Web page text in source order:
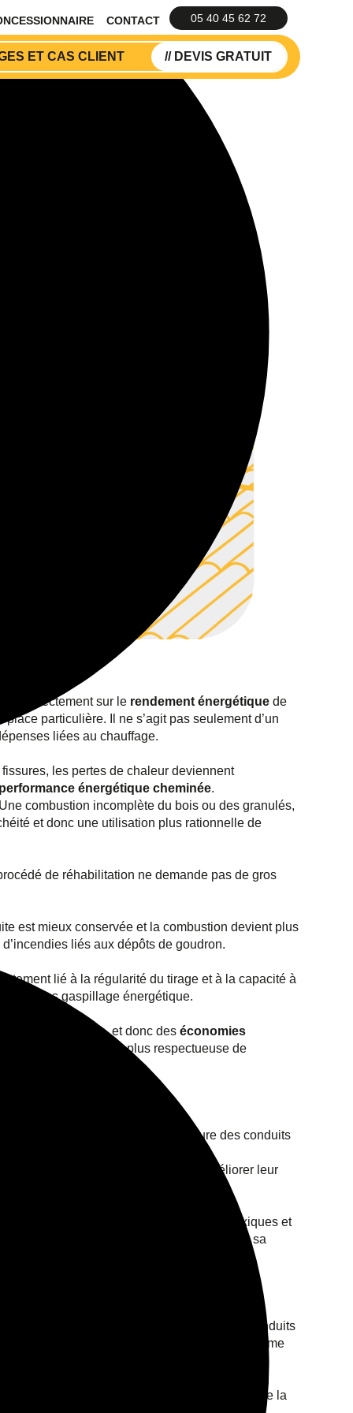
CONTACT
ET CAS CLIENT // DEVIS GRATUIT
05 40 45 62 72
directement sur le rendement énergétique de
place particulière. Il ne s’agit pas seulement d’un
liées au chauffage.
les pertes de chaleur deviennent
performance énergétique cheminée.
combustion incomplète du bois ou des granulés,
et donc une utilisation plus rationnelle de
de réhabilitation ne demande pas de gros
est mieux conservée et la combustion devient plus
liés aux dépôts de goudron.
lié à la régularité du tirage et à la capacité à
sans gaspillage énergétique.
ou de granulés, et donc deséconomies
à une démarche plus respectueuse de
installations. En réduisant l’usure des conduits
majeur pour ceux qui souhaitent améliorer leur
rénové évite les infiltrations de fumées toxiques et
pour quiconque utilise régulièrement sa
irrégulier. Un ramonage régulier permet de
et restaurer efficacement des conduits
la rénovation des conduits d’évacuation et même
des coûts de chauffage, l’amélioration de la